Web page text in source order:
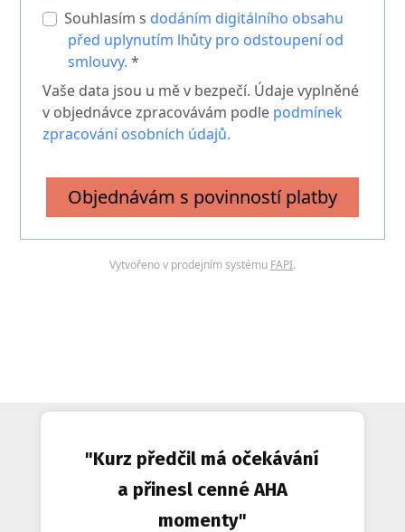
Souhlasím s dodáním digitálního obsahu
před uplynutím lhůty pro odstoupení od
smlouvy. *
Vaše data jsou u mě v bezpečí. Údaje vyplněné
v objednávce zpracovávám podle podmínek
zpracování osobních údajů.
Objednávám s povinností platby
Vytvořeno v prodejním systému FAPI.
"Kurz předčil má očekávání
a přinesl cenné AHA
momenty"